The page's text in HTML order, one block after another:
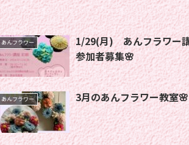
あんフラワー
1/29(月) あんフラワ
参加者募集🌸
あんフラワー 3月のあんフラワー教室🌸